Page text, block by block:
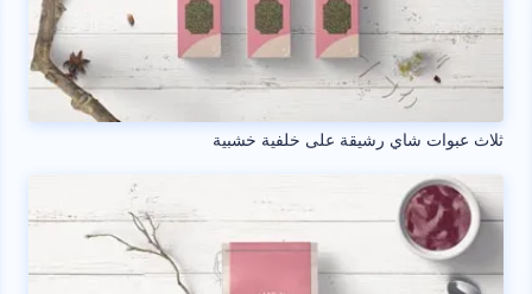
ثلاث عبوات شاي رشيقة على خلفية خشبية